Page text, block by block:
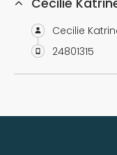
Cecilie
24801315